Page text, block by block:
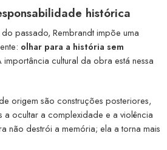
histórica
passado, Rembrandt impõe uma
olhar para a história sem
importância cultural da obra está nessa
origem são construções posteriores,
a ocultar a complexidade e a violência
não destrói a memória; ela a torna mais